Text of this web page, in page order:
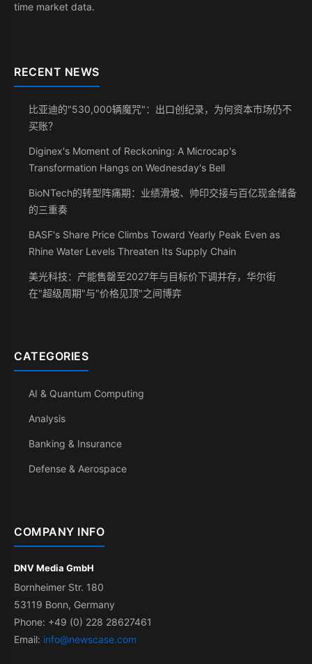
time market data.
RECENT NEWS
比亚迪的"530,000辆魔咒"：出口创纪录，为何资本市场仍不
买账？
Diginex's Moment of Reckoning: A Microcap's
Transformation Hangs on Wednesday's Bell
BioNTech的转型阵痛期：业绩滑坡、帅印交接与百亿现金储备
的三重奏
BASF's Share Price Climbs Toward Yearly Peak Even as
Rhine Water Levels Threaten Its Supply Chain
美光科技：产能售罄至2027年与目标价下调并存，华尔街
在"超级周期"与"价格见顶"之间博弈
CATEGORIES
AI & Quantum Computing
Analysis
Banking & Insurance
Defense & Aerospace
COMPANY INFO
DNV Media GmbH
Bornheimer Str. 180
53119 Bonn, Germany
Phone: +49 (0) 228 28627461
Email: info@newscase.com